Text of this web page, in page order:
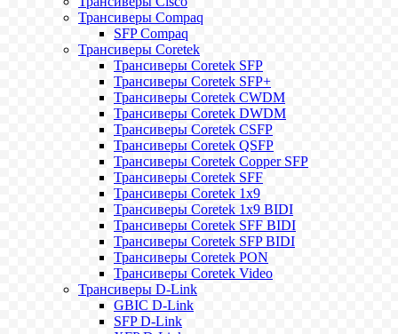
Трансиверы Compaq
SFP Compaq
Трансиверы Coretek
Трансиверы Coretek SFP
Трансиверы Coretek SFP+
Трансиверы Coretek CWDM
Трансиверы Coretek DWDM
Трансиверы Coretek CSFP
Трансиверы Coretek QSFP
Трансиверы Coretek Copper SFP
Трансиверы Coretek SFF
Трансиверы Coretek 1x9
Трансиверы Coretek 1x9 BIDI
Трансиверы Coretek SFF BIDI
Трансиверы Coretek SFP BIDI
Трансиверы Coretek PON
Трансиверы Coretek Video
Трансиверы D-Link
GBIC D-Link
SFP D-Link